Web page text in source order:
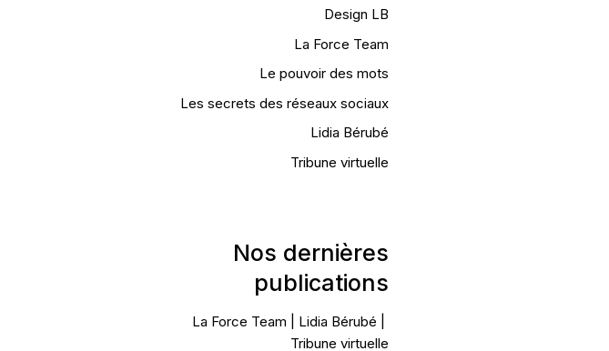
Design LB
La Force Team
Le pouvoir des mots
Les secrets des réseaux sociaux
Lidia Bérubé
Tribune virtuelle
Nos dernières
publications
La Force Team
Lidia Bérubé
Tribune virtuelle